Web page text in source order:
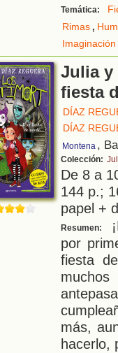
Temática:
Rimas,
Imaginación
Julia y
fiesta
DÍAZ
DÍAZ
Montena ,
Colección:
De 8 a
144 p.;
papel +
Resumen:
por
fiesta
más,
hacerlo,